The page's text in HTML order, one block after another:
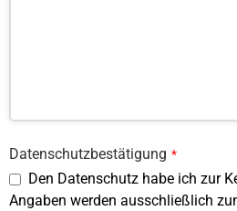
Datenschutzbestätigung *
Den Datenschutz habe ich zur
Angaben werden ausschließlich